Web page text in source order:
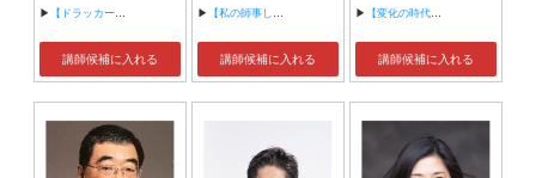
▶ 【ドラッカーに学ぶ 経営者の役割と仕事とは？～激動の時代、経営者は経営しなければならない～】
講師候補に入れる
▶ 【私の師事した松下幸之助・元谷外志雄】
講師候補に入れる
▶ 【変化の時代を生き抜く経営】
講師候補に入れる